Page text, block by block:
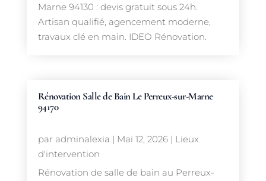
Marne 94130 : devis gratuit sous 24h.
Artisan qualifié, agencement moderne,
travaux clé en main. IDEO Rénovation.
Rénovation Salle de Bain Le Perreux-sur-Marne
94170
par adminalexia | Mai 12, 2026| Lieux
d'intervention
Rénovation de salle de bain au Perreux-